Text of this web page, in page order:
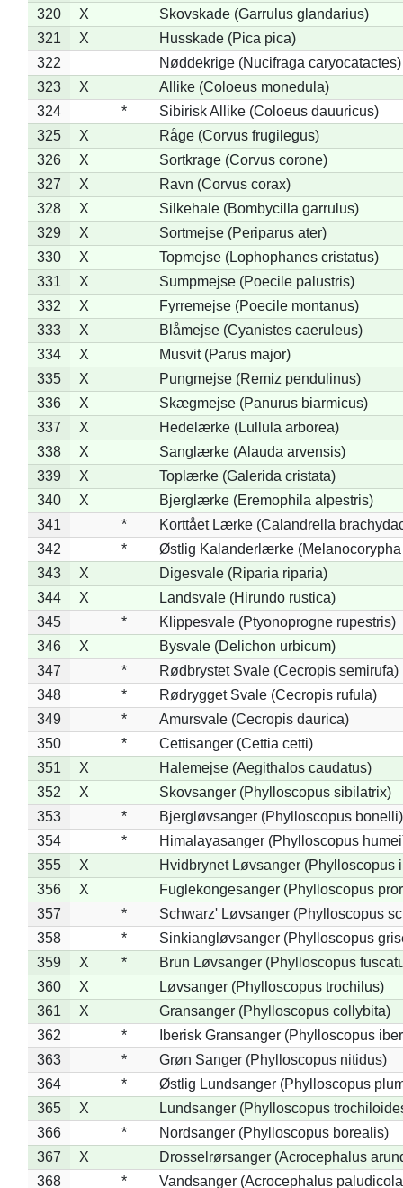
320
X
Skovskade (Garrulus glandarius)
321
X
Husskade (Pica pica)
322
Nøddekrige (Nucifraga caryocatactes)
323
X
Allike (Coloeus monedula)
324
*
Sibirisk Allike (Coloeus dauuricus)
325
X
Råge (Corvus frugilegus)
326
X
Sortkrage (Corvus corone)
327
X
Ravn (Corvus corax)
328
X
Silkehale (Bombycilla garrulus)
329
X
Sortmejse (Periparus ater)
330
X
Topmejse (Lophophanes cristatus)
331
X
Sumpmejse (Poecile palustris)
332
X
Fyrremejse (Poecile montanus)
333
X
Blåmejse (Cyanistes caeruleus)
334
X
Musvit (Parus major)
335
X
Pungmejse (Remiz pendulinus)
336
X
Skægmejse (Panurus biarmicus)
337
X
Hedelærke (Lullula arborea)
338
X
Sanglærke (Alauda arvensis)
339
X
Toplærke (Galerida cristata)
340
X
Bjerglærke (Eremophila alpestris)
341
*
Korttået Lærke (Calandrella
342
*
Østlig Kalanderlærke (Melanocorypha
343
X
Digesvale (Riparia riparia)
344
X
Landsvale (Hirundo rustica)
345
*
Klippesvale (Ptyonoprogne rupestris)
346
X
Bysvale (Delichon urbicum)
347
*
Rødbrystet Svale (Cecropis semirufa)
348
*
Rødrygget Svale (Cecropis rufula)
349
*
Amursvale (Cecropis daurica)
350
*
Cettisanger (Cettia cetti)
351
X
Halemejse (Aegithalos caudatus)
352
X
Skovsanger (Phylloscopus sibilatrix)
353
*
Bjergløvsanger (Phylloscopus bonelli)
354
*
Himalayasanger (Phylloscopus
355
X
Hvidbrynet Løvsanger (Phylloscopus
356
X
Fuglekongesanger (Phylloscopus
357
*
Schwarz' Løvsanger (Phylloscopus
358
*
Sinkiangløvsanger (Phylloscopus
359
X *
Brun Løvsanger (Phylloscopus
360
X
Løvsanger (Phylloscopus trochilus)
361
X
Gransanger (Phylloscopus collybita)
362
*
Iberisk Gransanger (Phylloscopus
363
*
Grøn Sanger (Phylloscopus nitidus)
364
*
Østlig Lundsanger (Phylloscopus
365
X
Lundsanger (Phylloscopus
366
*
Nordsanger (Phylloscopus borealis)
367
X
Drosselrørsanger (Acrocephalus
368
* Vandsanger (Acrocephalus